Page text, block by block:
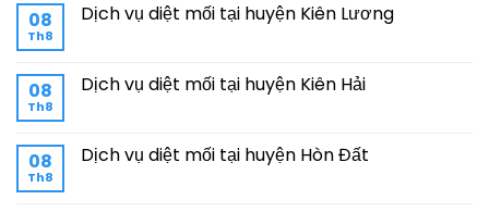
08
Th8
Dịch vụ diệt mối tại huyện Kiên Lương
08
Th8
Dịch vụ diệt mối tại huyện Kiên Hải
08
Th8
Dịch vụ diệt mối tại huyện Hòn Đất